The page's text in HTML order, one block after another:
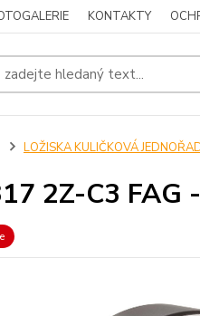
KONTAKTY
LOŽISKA KULIČKOVÁ
2Z-C3 FAG